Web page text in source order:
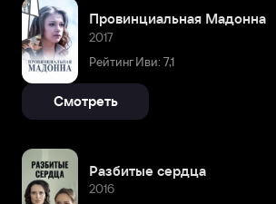
Провинциальная Мадонна
2017
Рейтинг Иви: 7,1
Смотреть
Разбитые сердца
2016